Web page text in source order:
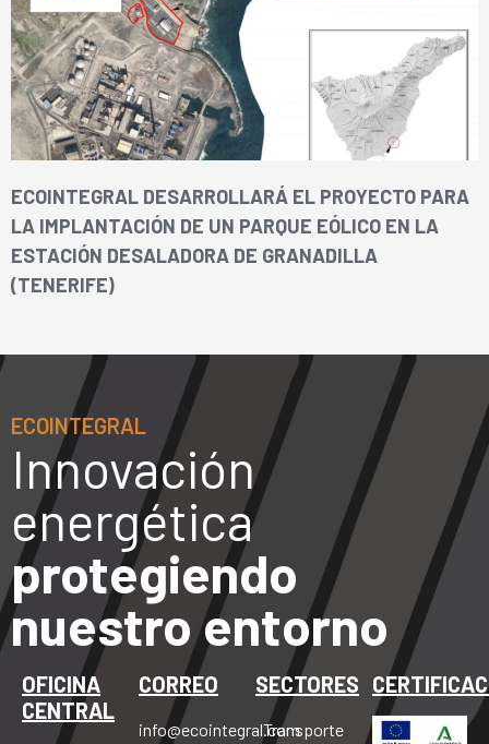
ECOINTEGRAL DESARROLLARÁ EL PROYECTO PARA
LA IMPLANTACIÓN DE UN PARQUE EÓLICO EN LA
ESTACIÓN DESALADORA DE GRANADILLA
(TENERIFE)
ECOINTEGRAL
Innovación
energética
protegiendo
nuestro entorno
OFICINA
CENTRAL
CORREO
info@ecointegral.com
SECTORES
· Transporte